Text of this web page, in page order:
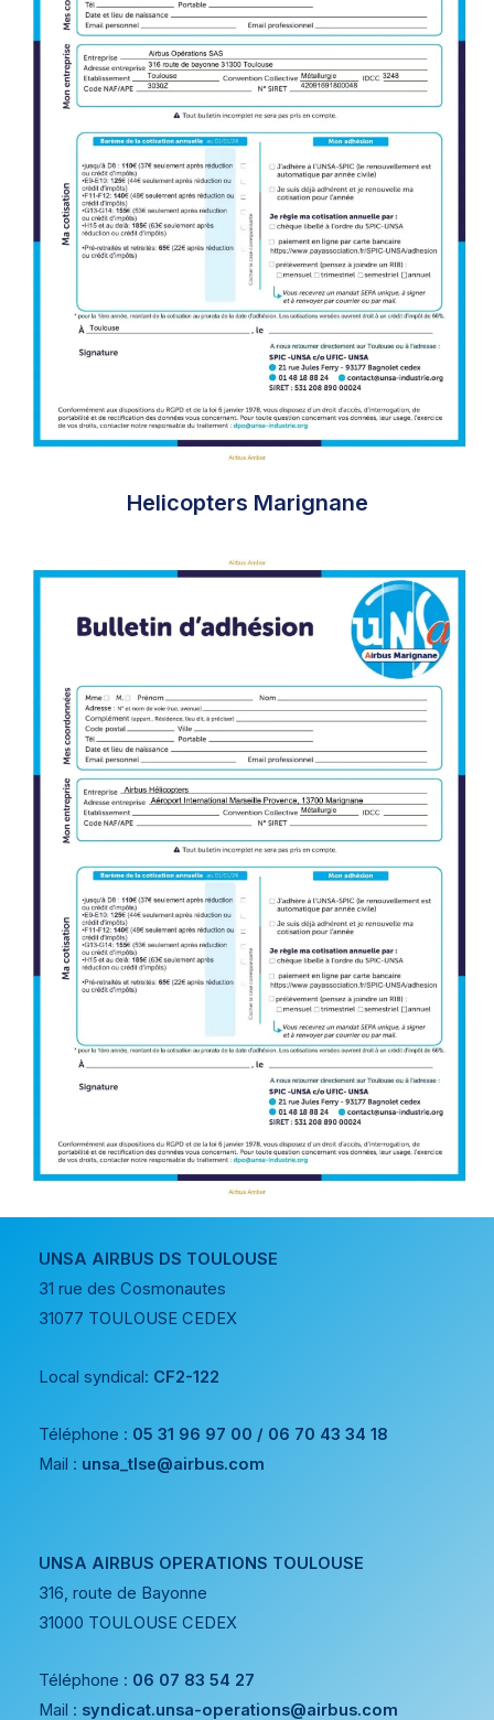
Helicopters Marignane
UNSA AIRBUS DS TOULOUSE
31 rue des Cosmonautes
31077 TOULOUSE CEDEX
Local syndical: CF2-122
Téléphone : 05 31 96 97 00 / 06 70 43 34 18
Mail : unsa_tlse@airbus.com
UNSA AIRBUS OPERATIONS TOULOUSE
316, route de Bayonne
31000 TOULOUSE CEDEX
Téléphone : 06 07 83 54 27
Mail : syndicat.unsa-operations@airbus.com